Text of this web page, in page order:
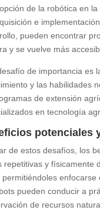
de la robótica en
e
pueden encontrar
y se vuelve más
de importancia es
y las habilidades
de extensión
en tecnología
potenciales
de estos desafíos, los
repetitivas y físicamente
permitiéndoles
pueden conducir a
de recursos